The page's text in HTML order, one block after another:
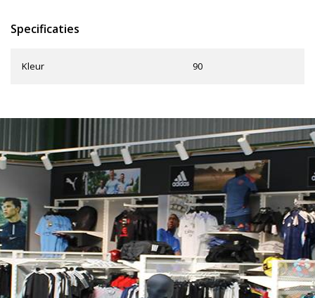
Specificaties
Kleur 90